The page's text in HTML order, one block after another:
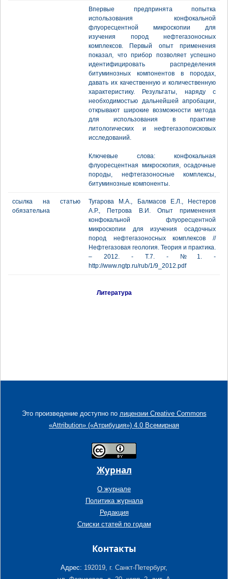
Впервые предпринята попытка
использования конфокальной
флуоресцентной микроскопии для
изучения пород нефтегазоносных
комплексов. Первый опыт применения
показал, что прибор позволяет успешно
идентифицировать распределения
битуминозных компонентов в породах,
давать их качественную и количественную
характеристику. Результаты, наряду с
необходимостью дальнейшей апробации,
открывают широкие возможности метода
для использования в практике
литологических и нефтегазопоисковых
исследований.
Ключевые слова: конфокальная
флуоресцентная микроскопия, осадочные
породы, нефтегазоносные комплексы,
битуминозные компоненты.
ссылка на статью
обязательна
Тугарова М.А., Балмасов Е.Л., Нестеров
А.Р., Петрова В.И. Опыт применения
конфокальной флуоресцентной
микроскопии для изучения осадочных
пород нефтегазоносных комплексов //
Нефтегазовая геология. Теория и практика.
– 2012. - Т.7. - №1. -
http://www.ngtp.ru/rub/1/9_2012.pdf
Литература
Это произведение доступно по лицензии Creative Commons
«Attribution» («Атрибуция») 4.0 Всемирная
Журнал
О журнале
Политика журнала
Редакция
Списки статей по годам
Контакты
Адрес: 192019, г. Санкт-Петербург,